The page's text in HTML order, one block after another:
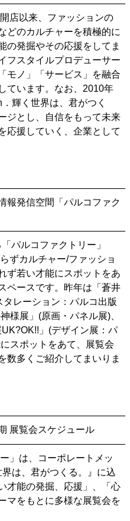
店以来、ファッションの
どのカルチャーを積極的に
の発掘やその応援をしてま
フスタイルプロデューサー
モノ」「サービス」を融合
ています。なお、2010年
輝く世界は、君がつく
ジとし、自信をもって未来
応援していく、企業として
報発信空間「パルコファク
パルコファクトリー」
ずカルチャー/ファッショ
ず若い才能にスポットをあ
ペースです。昨年は「蒼井
レーション：パルコ出版
展」(原画・パネル展)、
」(デザイン展：パ
スポットをあて、展覧会
数多くご紹介してまいりま
展覧会スケジュール
」は、コーポレートメッ
は、君がつくる。』に込
才能の発掘、応援」、「心
マをもとに多様な展覧会を